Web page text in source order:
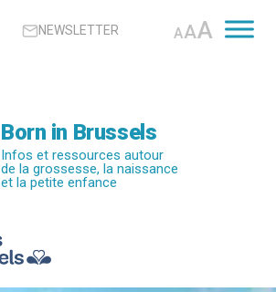
NEWSLETTER AAA
Born in Brussels
Infos et ressources autour
de la grossesse, la naissance
et la petite enfance